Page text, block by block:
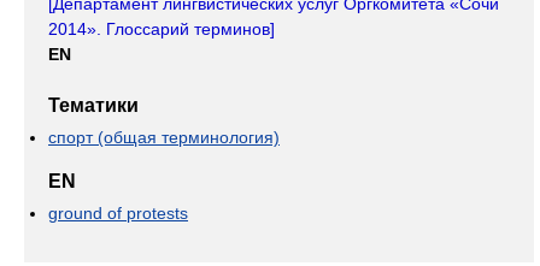
2014». Глоссарий терминов]
EN
Тематики
спорт (общая терминология)
EN
ground of protests